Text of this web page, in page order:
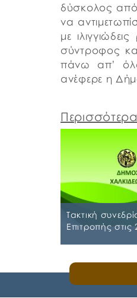
δύσκολος από
να
με
σύντροφος
πάνω απ’
ανέφερε η
Περισσότερα
Τακτική
Επιτροπής
Τακτική
θα διεξαχθεί